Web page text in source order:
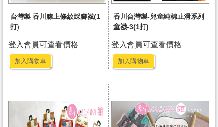
台灣製 香川膝上條紋踩腳襪(1
打)
登入會員可查看價格
加入購物車
香川台灣製-兒童純棉止滑系列
童襪-3(1打)
登入會員可查看價格
加入購物車